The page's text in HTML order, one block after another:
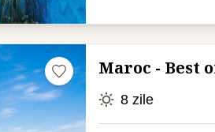
Maroc - Best
8 zile